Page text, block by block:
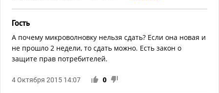
Гость
А почему микроволновку нельзя сдать? Если она новая и
не прошло 2 недели, то сдать можно. Есть закон о
защите прав потребителей.
4 Октября 2015 14:07 0